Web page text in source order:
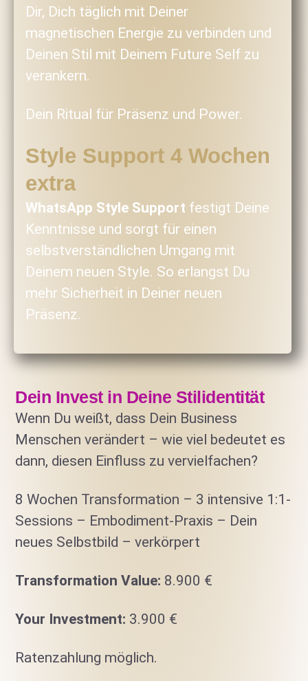
Dir, Dich täglich mit Deiner
magnetischen Energie zu verbinden und
Deinen Stil mit Deinem Future Self zu
verankern.
Dein Ritual für Präsenz und Power.
Style Support 4 Wochen
extra
WhatsApp Style Support festigt Deine
Kenntnisse und sorgt für einen
selbstverständlichen Umgang mit
Deinem neuen Style. So erlangst Du
mehr Sicherheit in Deiner neuen
Präsenz.
Dein Invest in Deine Stilidentität
Wenn Du weißt, dass Dein Business
Menschen verändert – wie viel bedeutet es
dann, diesen Einfluss zu vervielfachen?
8 Wochen Transformation – 3 intensive 1:1-
Sessions – Embodiment-Praxis – Dein
neues Selbstbild – verkörpert
Transformation Value: 8.900 €
Your Investment: 3.900 €
Ratenzahlung möglich.